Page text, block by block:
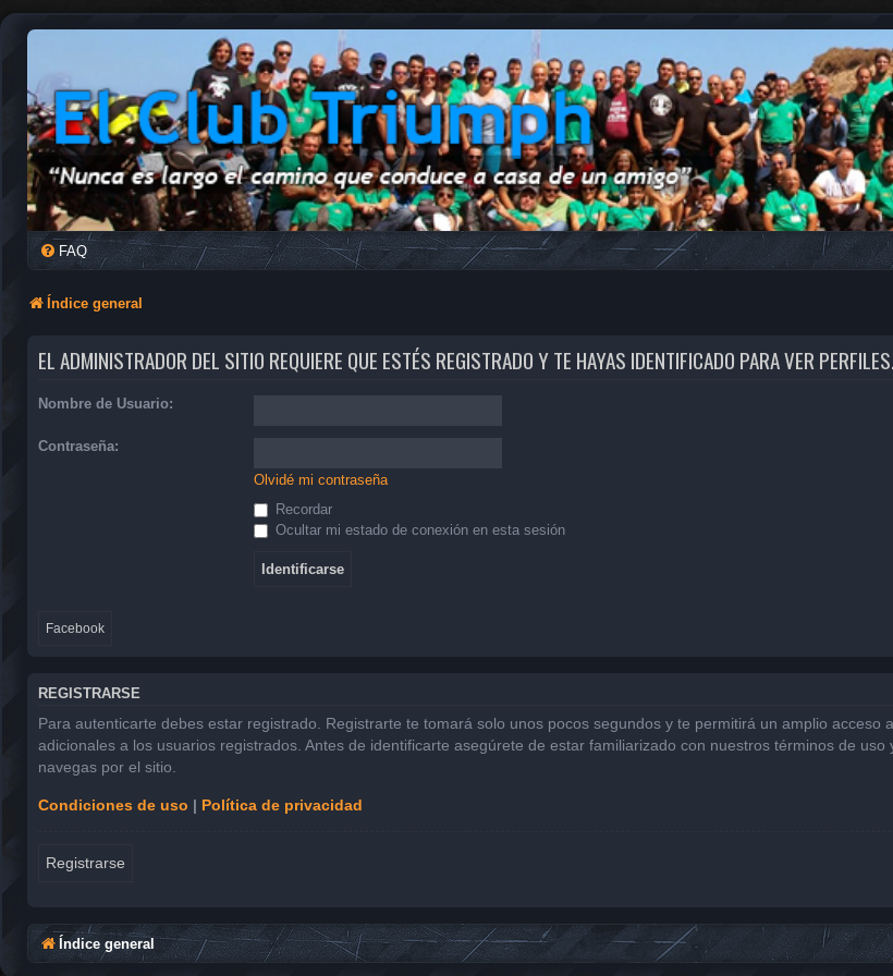
FAQ
Índice general
EL ADMINISTRADOR DEL SITIO REQUIERE QUE ESTÉS REGISTRADO Y TE HAYAS IDENTIFICADO PARA VER PERFILES.
Nombre de Usuario:
Contraseña:
Olvidé mi contraseña
Recordar
Ocultar mi estado de conexión en esta sesión
Facebook
REGISTRARSE
Para autenticarte debes estar registrado. Registrarte te tomará solo unos pocos segundos y te permitirá un amplio
adicionales a los usuarios registrados. Antes de identificarte asegúrete de estar familiarizado con nuestros términos de
navegas por el sitio.
Condiciones de uso | Política de privacidad
Registrarse
Índice general